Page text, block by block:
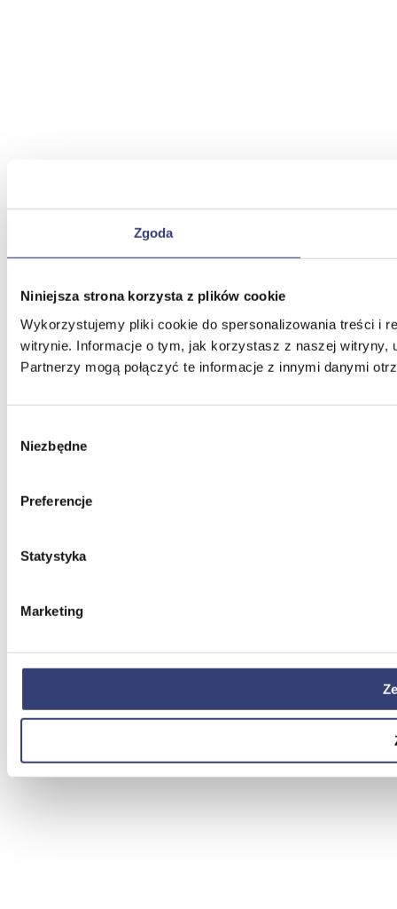
Zgoda
Niniejsza strona korzysta z plików cookie
Wykorzystujemy pliki cookie do spersonalizowania treści i
witrynie. Informacje o tym, jak korzystasz z naszej witryny,
Partnerzy mogą połączyć te informacje z innymi danymi
zgody
Niezbędne
Preferencje
Statystyka
Marketing